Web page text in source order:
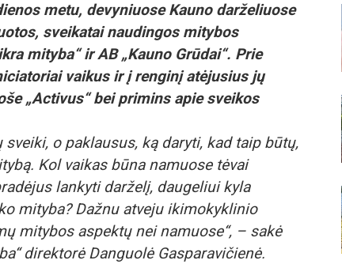
metu, devyniuose Kauno darželiuose
sveikatai naudingos mitybos
mityba“ ir AB „Kauno Grūdai“. Prie
vaikus ir į renginį atėjusius jų
„Activus“ bei primins apie sveikos
o paklausus, ką daryti, kad taip būtų,
Kol vaikas būna namuose tėvai
lankyti darželį, daugeliui kyla
mityba? Dažnu atveju ikimokyklinio
mitybos aspektų nei namuose“, – sakė
direktorė Danguolė Gasparavičienė.